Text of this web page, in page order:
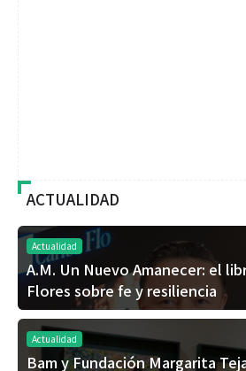
ACTUALIDAD
Actualidad
A.M. Un Nuevo Amanecer: el
Flores sobre fe y resiliencia
Actualidad
Bam y Fundación Margarita